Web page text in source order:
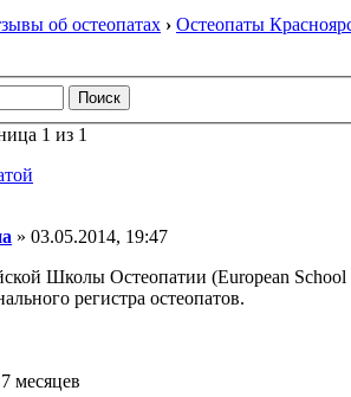
об остеопатах › Остеопаты
1 из 1
» 03.05.2014, 19:47
Школы Остеопатии (European School
регистра остеопатов.
месяцев